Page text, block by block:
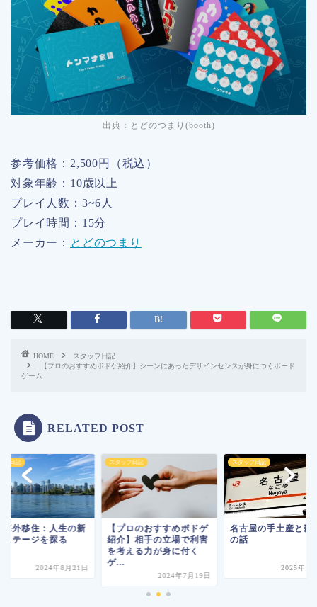
出典： とどのつまり(booth)
参考価格：2,500円（税込）
対象年齢：10歳以上
プレイ人数：3~6人
プレイ時間：15分
メーカー： とどのつまり
HOME
スタッフ日記
【プロのおすすめボドゲ紹介】シーンにあったデザインセンスが身につくボード
ゲーム
RELATED POST
フ日記
海外移住：人生の新
ステージを探る
2024年8月21日
スタッフ日記
【プロのおすすめボドゲ
紹介】相手の立場で利害
を考える力が身に付く
ゲ...
2024年7月19日
スタッフ日記
名古屋の手土産と新
の話
2025年1